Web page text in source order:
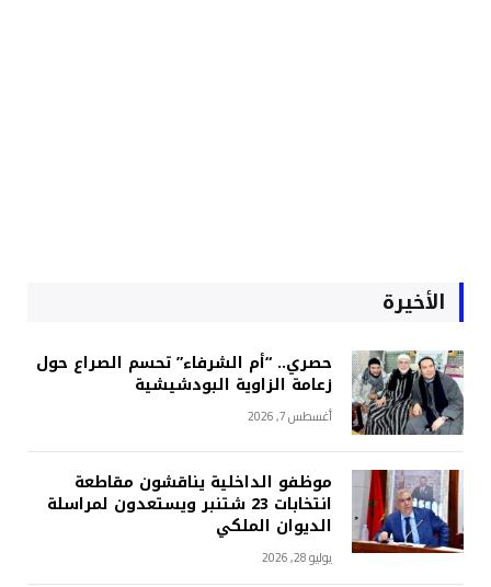
الأخيرة
حصري.. “أم الشرفاء” تحسم الصراع حول
زعامة الزاوية البودشيشية
أغسطس 7, 2026
موظفو الداخلية يناقشون مقاطعة
انتخابات 23 شتنبر ويستعدون لمراسلة
الديوان الملكي
يوليو 28, 2026